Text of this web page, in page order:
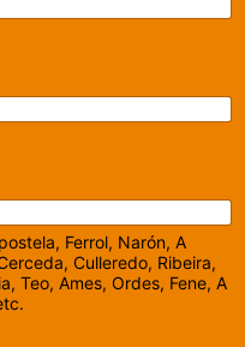
Ferrol, Narón, A
Culleredo, Ribeira,
Teo, Ames, Ordes, Fene, A